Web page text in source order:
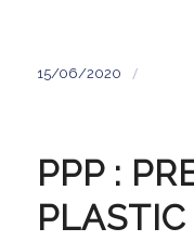
15/06/2020 /
PPP :